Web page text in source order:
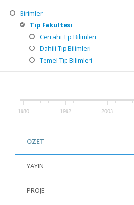
Birimler
Tıp Fakültesi
Cerrahi Tıp Bilimleri
Dahili Tıp Bilimleri
Temel Tıp Bilimleri
1980 1992 2003
ÖZET
YAYIN
PROJE